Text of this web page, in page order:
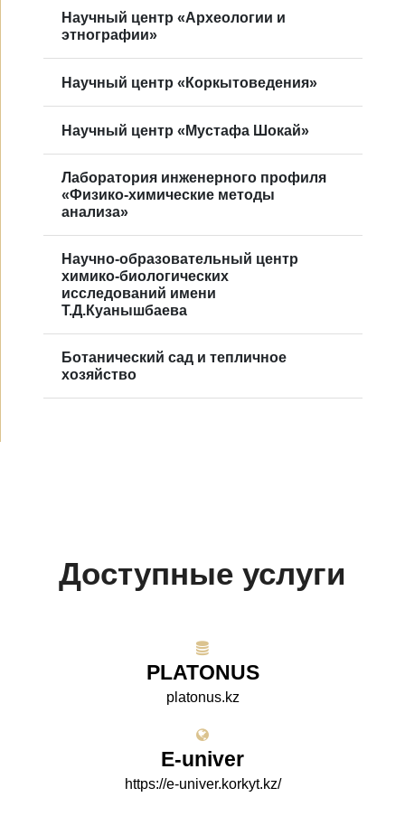
Научный центр «Археологии и
этнографии»
Научный центр «Коркытоведения»
Научный центр «Мустафа Шокай»
Лаборатория инженерного профиля
«Физико-химические методы
анализа»
Научно-образовательный центр
химико-биологических
исследований имени
Т.Д.Куанышбаева
Ботанический сад и тепличное
хозяйство
Доступные услуги
PLATONUS
platonus.kz
E-univer
https://e-univer.korkyt.kz/